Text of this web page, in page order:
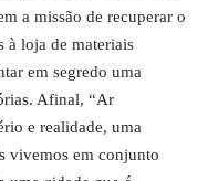
a missão de recuperar o
à loja de materiais
em segredo uma
Afinal, “Ar
e realidade, uma
vivemos em conjunto